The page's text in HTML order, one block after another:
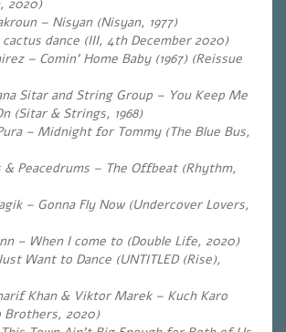
2020)
– Nisyan (Nisyan, 1977)
dance (III, 4th December 2020)
– Comin’ Home Baby (1967) (Reissue
Sitar and String Group – You Keep Me
(Sitar & Strings, 1968)
– Midnight for Tommy (The Blue Bus,
& Peacedrums – The Offbeat (Rhythm,
– Gonna Fly Now (Undercover Lovers,
– When I come to (Double Life, 2020)
Want to Dance (UNTITLED (Rise),
Khan & Viktor Marek – Kuch Karo
Brothers, 2020)